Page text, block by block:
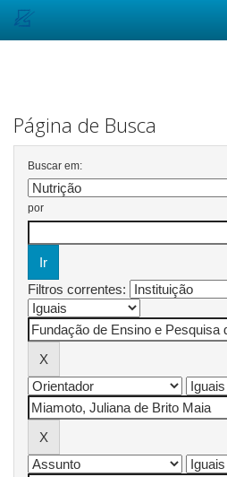
Página de Busca
Buscar em:
por
Filtros correntes: